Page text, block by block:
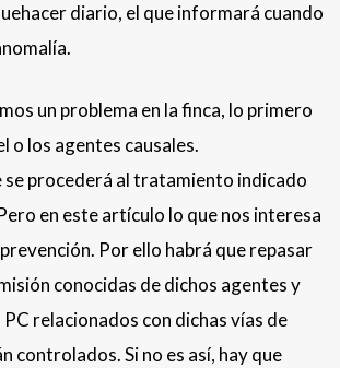
diario, el que informará cuando
un problema en la finca, lo primero
o los agentes causales.
procederá al tratamiento indicado
en este artículo lo que nos interesa
Por ello habrá que repasar
conocidas de dichos agentes y
relacionados con dichas vías de
controlados. Si no es así, hay que